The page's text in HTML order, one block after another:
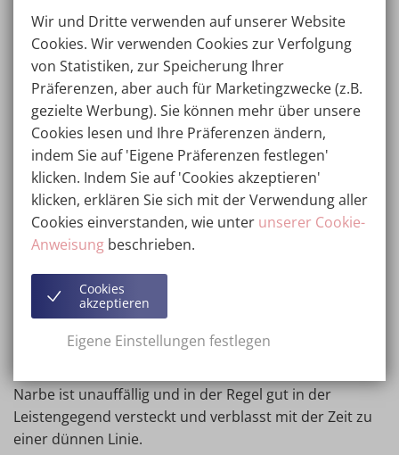
Oberschenkelstraffung bei normalen Bewegungen
möglichst wenig sichtbar ist.
Ergebnisse Oberschenkelstraffung vorher und
nachher, was kann ich erwarten?
Das Ergebnis einer Oberschenkelstraffung hängt
davon ab, wie die Oberschenkelstraffung durchgeführt
wird.
1. Mediale Mini-Oberschenkelstraffung, auch Mini-
Oberschenkelstraffung oder innere
Bei einer Mini-Oberschenkelstraffung wird die Haut an
Schnitt in der Leistenfalte gestrafft, wodurch die
Narbe ist unauffällig und in der Regel gut in der
Leistengegend versteckt und verblasst mit der Zeit zu
einer dünnen Linie.
Wir und Dritte verwenden auf unserer Website
Cookies. Wir verwenden Cookies zur Verfolgung
von Statistiken, zur Speicherung Ihrer
Präferenzen, aber auch für Marketingzwecke (z.B.
gezielte Werbung). Sie können mehr über unsere
Cookies lesen und Ihre Präferenzen ändern,
indem Sie auf 'Eigene Präferenzen festlegen'
klicken. Indem Sie auf 'Cookies akzeptieren'
klicken, erklären Sie sich mit der Verwendung aller
Cookies einverstanden, wie unter unserer Cookie-
Anweisungbeschrieben.
Cookies
akzeptieren
Eigene Einstellungen festlegen